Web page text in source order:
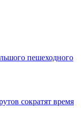
пешеходного
сократят время